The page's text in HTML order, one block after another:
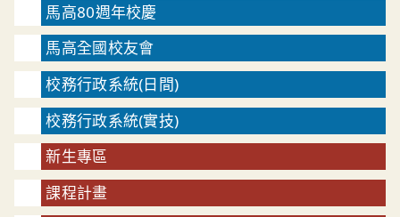
馬高80週年校慶
馬高全國校友會
校務行政系統(日間)
校務行政系統(實技)
新生專區
課程計畫